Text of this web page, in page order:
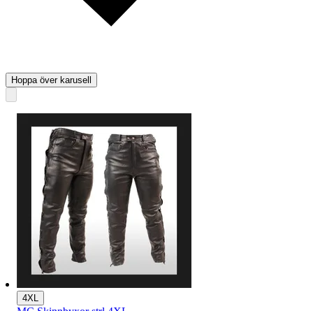
Hoppa över karusell
4XL